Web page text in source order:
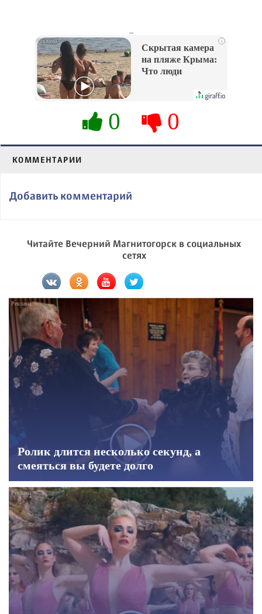
i
Скрытая камера
на пляже Крыма:
Что люди
их не видят...
0 0
КОММЕНТАРИИ
Добавить комментарий
Читайте Вечерний Магнитогорск в социальных
сетях
Ролик длится несколько секунд, а
смеяться вы будете долго